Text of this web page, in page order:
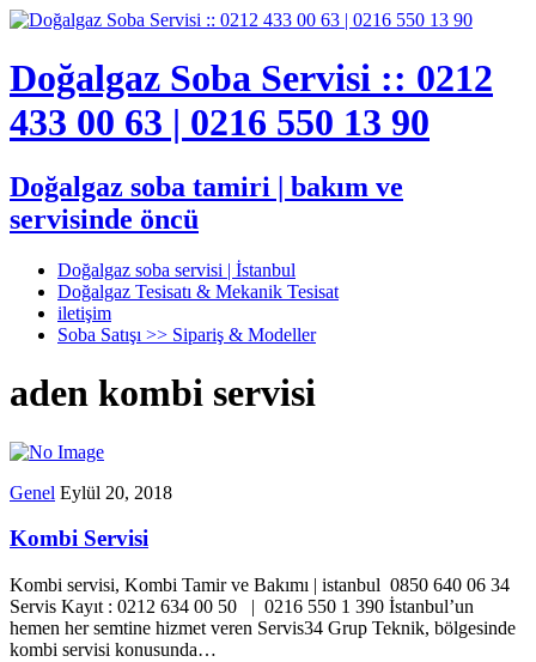
Doğalgaz Soba Servisi :: 0212
433 00 63 | 0216 550 13 90
Doğalgaz soba tamiri | bakım ve
servisinde öncü
Doğalgaz soba servisi | İstanbul
Doğalgaz Tesisatı & Mekanik Tesisat
iletişim
Soba Satışı >> Sipariş & Modeller
aden kombi servisi
Genel Eylül 20, 2018
Kombi Servisi
Kombi servisi, Kombi Tamir ve Bakımı | istanbul 0850 640 06 34
Servis Kayıt : 0212 634 00 50 | 0216 550 1 390 İstanbul’un
hemen her semtine hizmet veren Servis34 Grup Teknik, bölgesinde
kombi servisi konusunda…